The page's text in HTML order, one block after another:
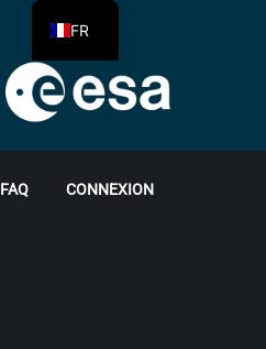
FAQ CONNEXION
FR